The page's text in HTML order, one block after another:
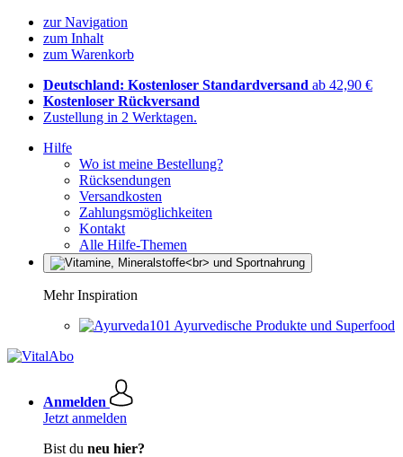
zur Navigation
zum Inhalt
zum Warenkorb
Deutschland: Kostenloser Standardversand ab 42,90 €
Kostenloser Rückversand
Zustellung in 2 Werktagen.
Hilfe
Wo ist meine Bestellung?
Rücksendungen
Versandkosten
Zahlungsmöglichkeiten
Kontakt
Alle Hilfe-Themen
Mehr Inspiration
Ayurvedische Produkte und Superfood
Anmelden
Jetzt anmelden
Bist du neu hier?